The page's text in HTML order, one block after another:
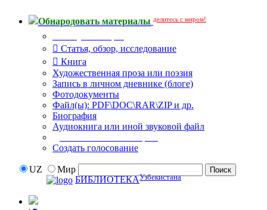
Обнародовать материалы делитесь с миром!
Статья, обзор, исследование
Книга
Художественная проза или поэзия
Запись в личном дневнике (блоге)
Фотодокументы
Файл(ы): PDF\DOC\RAR\ZIP и др.
Биография
Аудиокнига или иной звуковой файл
Создать голосование
UZ
Мир
БИБЛИОТЕКАУзбекистана